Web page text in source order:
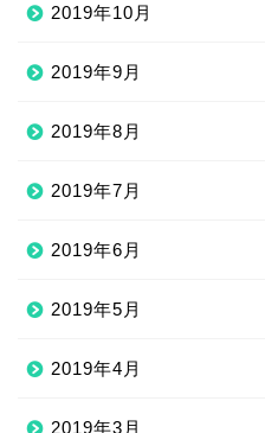
2019年10月
2019年9月
2019年8月
2019年7月
2019年6月
2019年5月
2019年4月
2019年3月